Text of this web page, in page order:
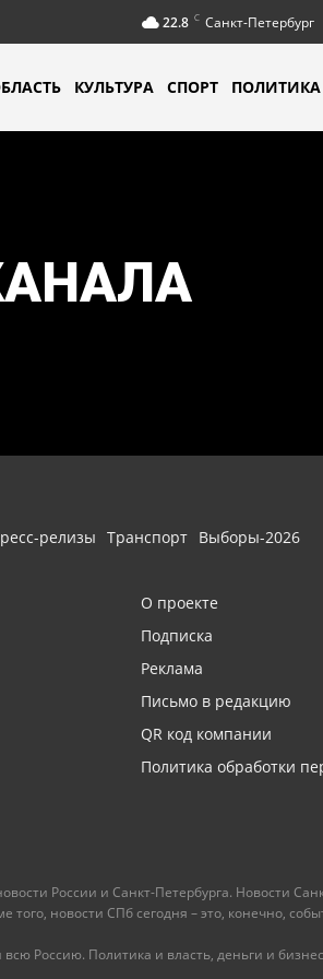
22.8 C Санкт-Петербург
КУЛЬТУРА СПОРТ ПОЛИТИКА
релизы Транспорт Выборы-2026
О проекте
Подписка
Реклама
Письмо в редакцию
QR код компании
Политика обработки
России и Санкт-Петербурга. Новости
новости СПб сегодня – это, конечно,
Россию. Политика и власть, деньги и